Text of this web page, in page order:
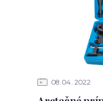
08 04 2022